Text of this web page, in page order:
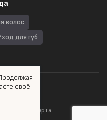
волос
для губ
оферта
своё